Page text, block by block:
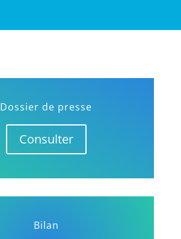
Dossier de presse
Consulter
Bilan